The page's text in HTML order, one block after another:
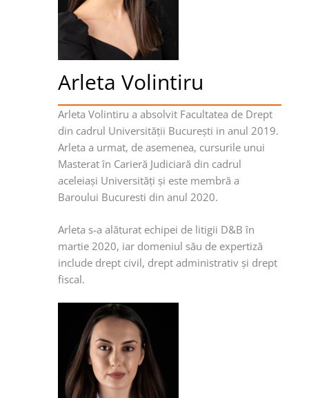
Arleta Volintiru
Arleta Volintiru a absolvit Facultatea de Drept
din cadrul Universităţii Bucureşti in anul 2019.
Arleta a urmat, de asemenea, cursurile unui
Masterat în Carieră Judiciară din cadrul
aceleiaşi Universităţi şi este membră a
Baroului Bucuresti din anul 2020.
Arleta s-a alăturat echipei de litigii D&B în
martie 2020, iar domeniul său de expertiză
include drept civil, drept administrativ şi drept
fiscal.